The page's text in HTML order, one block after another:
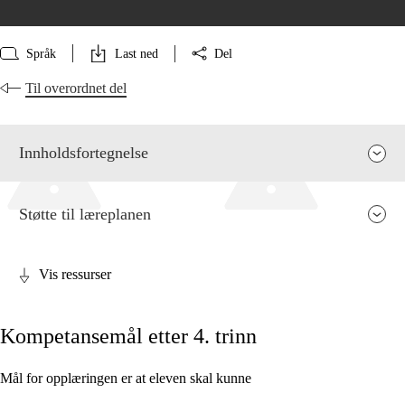
Språk Last ned Del
Til overordnet del
Innholdsfortegnelse
Kjerneelementer
Tverrfaglige temaer
Støtte til læreplanen
Vis ressurser
Kompetansemål etter 4. trinn
Mål for opplæringen er at eleven skal kunne